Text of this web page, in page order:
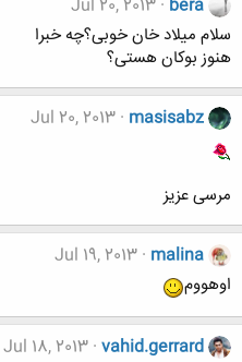
bera
Jul 20, 2013
سلام میلاد خان خوبی؟چه خبرا
هنوز بوکان هستی؟
masisabz
Jul 20, 2013
مرسی عزیز
malina
Jul 19, 2013
اوهووم
vahid.gerrard
Jul 18, 2013